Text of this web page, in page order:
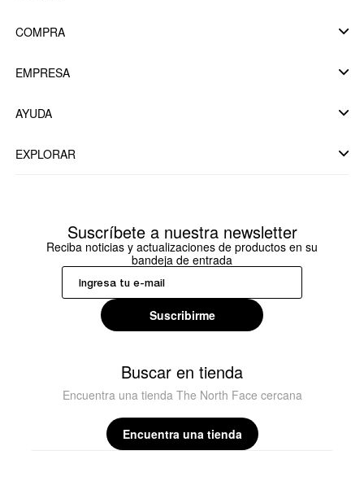
COMPRA
EMPRESA
AYUDA
EXPLORAR
Suscríbete a nuestra newsletter
Reciba noticias y actualizaciones de productos en su
bandeja de entrada
Suscribirme
Buscar en tienda
Encuentra una tienda The North Face cercana
Encuentra una tienda